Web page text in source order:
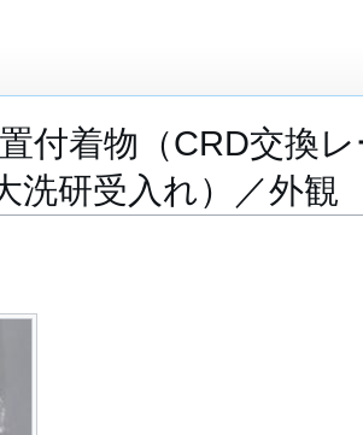
付着物（CRD交換
洗研受入れ）／外観